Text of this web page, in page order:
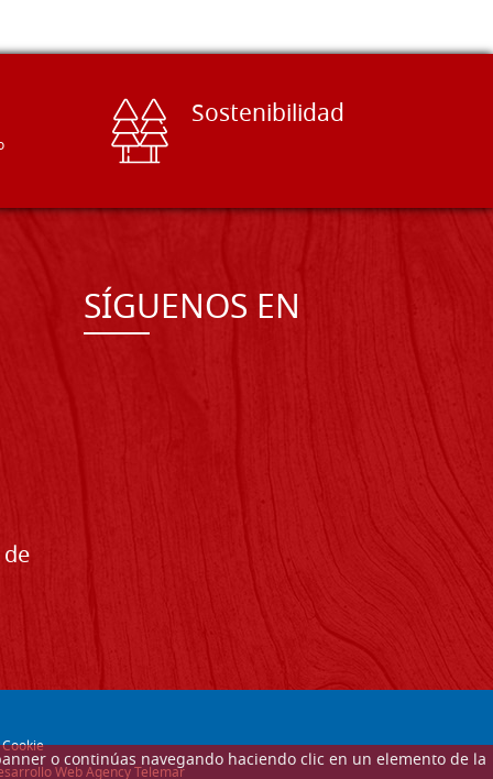
o continúas navegando haciendo clic en un elemento de la
Sostenibilidad
SÍGUENOS EN
Cookie
Web Agency Telemar